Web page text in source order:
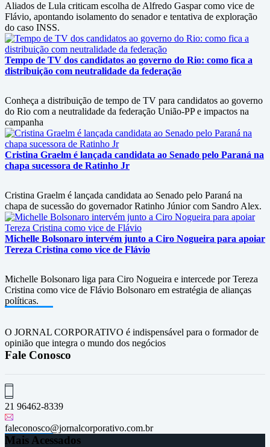
Aliados de Lula criticam escolha de Alfredo Gaspar como vice de
Flávio, apontando isolamento do senador e tentativa de exploração
do caso INSS.
Tempo de TV dos candidatos ao governo do Rio: como fica a
distribuição com neutralidade da federação
Conheça a distribuição de tempo de TV para candidatos ao governo
do Rio com a neutralidade da federação União-PP e impactos na
campanha
Cristina Graelm é lançada candidata ao Senado pelo Paraná na
chapa sucessora de Ratinho Jr
Cristina Graelm é lançada candidata ao Senado pelo Paraná na
chapa de sucessão do governador Ratinho Júnior com Sandro Alex.
Michelle Bolsonaro intervém junto a Ciro Nogueira para apoiar
Tereza Cristina como vice de Flávio
Michelle Bolsonaro liga para Ciro Nogueira e intercede por Tereza
Cristina como vice de Flávio Bolsonaro em estratégia de alianças
políticas.
O JORNAL CORPORATIVO é indispensável para o formador de
opinião que integra o mundo dos negócios
Fale Conosco
21 96462-8339
faleconosco@jornalcorporativo.com.br
Mais Acessados